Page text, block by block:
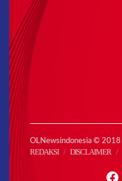
OLNewsindonesia © 2018
REDAKSI
DISCLAIMER